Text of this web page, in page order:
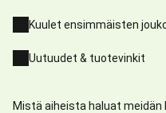
Kuulet ensimmäisten
Uutuudet & tuotevinkit
Mistä aiheista haluat